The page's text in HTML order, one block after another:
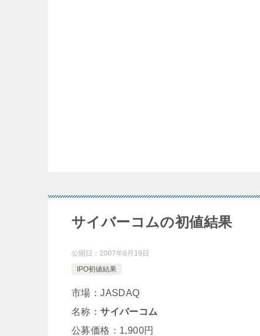
サイバーコムの初値結果
公開日： 2007年6月19日
IPO初値結果
市場：JASDAQ
名称：サイバーコム
公募価格：1,900円